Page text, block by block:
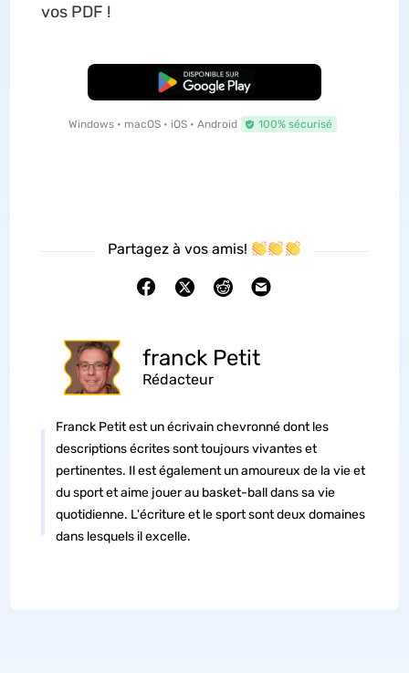
vos PDF !
TÉLÉCHARGER
Windows • macOS • iOS • Android 100% sécurisé
Partagez à vos amis!
franck Petit
Rédacteur
Franck Petit est un écrivain chevronné dont les
descriptions écrites sont toujours vivantes et
pertinentes. Il est également un amoureux de la vie et
du sport et aime jouer au basket-ball dans sa vie
quotidienne. L'écriture et le sport sont deux domaines
dans lesquels il excelle.